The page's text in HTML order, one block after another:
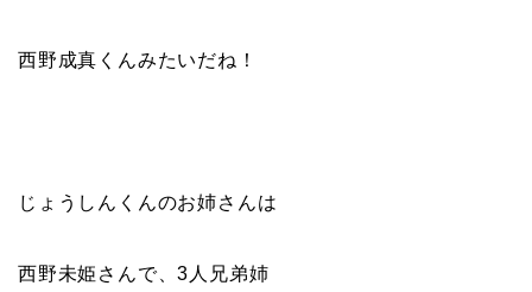
西野成真くんみたいだね！
じょうしんくんのお姉さんは
西野未姫さんで、3人兄弟姉